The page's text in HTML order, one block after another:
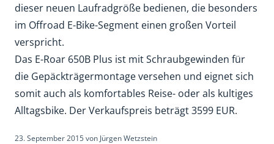
dieser neuen Laufradgröße bedienen, die besonders
im Offroad E-Bike-Segment einen großen Vorteil
verspricht.
Das E-Roar 650B Plus ist mit Schraubgewinden für
die Gepäckträgermontage versehen und eignet sich
somit auch als komfortables Reise- oder als kultiges
Alltagsbike. Der Verkaufspreis beträgt 3599 EUR.
23. September 2015von Jürgen Wetzstein